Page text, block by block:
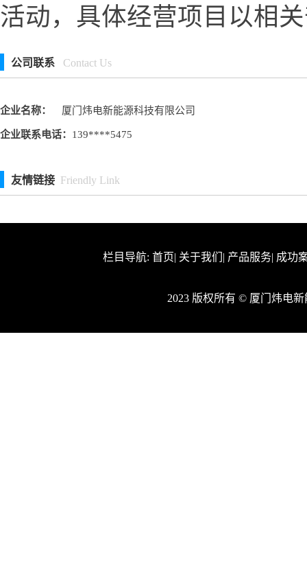
活动，具体经营项目以相
公司联系 Contact Us
企业名称： 厦门炜电新能源科技有限公司
企业联系电话： 139****5475
友情链接 Friendly Link
栏目导航: 首页| 关于我们 | 产品服务| 成功
2023 版权所有 © 厦门炜电